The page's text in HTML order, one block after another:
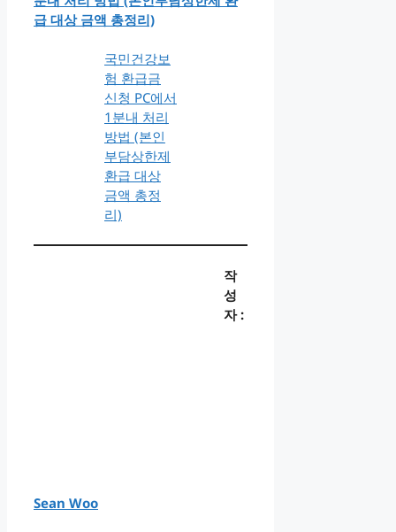
급 대상 금액 총정리)
국민건강보
험 환급금
신청 PC에서
1분내 처리
방법 (본인
부담상한제
환급 대상
금액 총정
리)
작
성
자 :
Sean Woo